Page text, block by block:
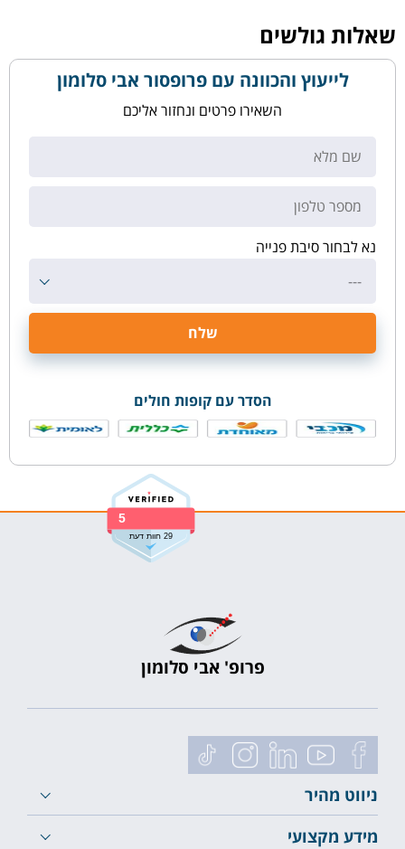
שאלות גולשים
לייעוץ והכוונה עם פרופסור אבי סלומון
השאירו פרטים ונחזור אליכם
נא לבחור סיבת פנייה
---
הסדר עם קופות חולים
5
29 חוות דעת
פרופ' אבי סלומון
ניווט מהיר
מידע מקצועי